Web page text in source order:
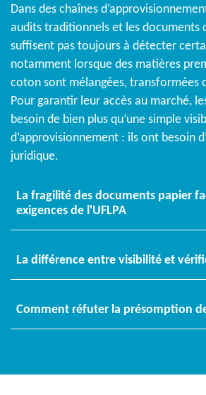
Dans des chaînes
audits traditionnels et les documents
suffisent pas toujours à détecter
notamment lorsque des matières
coton sont mélangées, transformées
Pour garantir leur accès au marché,
besoin de bien plus qu’une simple
d’approvisionnement : ils ont besoin
juridique.
La fragilité des documents papier
exigences de l'UFLPA
La différence entre visibilité et
Comment réfuter la présomption